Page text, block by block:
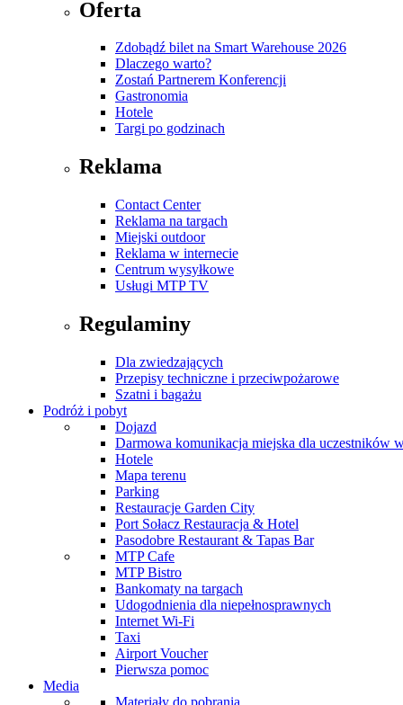
Oferta
Zdobądź bilet na Smart Warehouse 2026
Dlaczego warto?
Zostań Partnerem Konferencji
Gastronomia
Hotele
Targi po godzinach
Reklama
Contact Center
Reklama na targach
Miejski outdoor
Reklama w internecie
Centrum wysyłkowe
Usługi MTP TV
Regulaminy
Dla zwiedzających
Przepisy techniczne i przeciwpożarowe
Szatni i bagażu
Podróż i pobyt
Dojazd
Darmowa komunikacja miejska dla uczestników
Hotele
Mapa terenu
Parking
Restauracje Garden City
Port Sołacz Restauracja & Hotel
Pasodobre Restaurant & Tapas Bar
MTP Cafe
MTP Bistro
Bankomaty na targach
Udogodnienia dla niepełnosprawnych
Internet Wi-Fi
Taxi
Airport Voucher
Pierwsza pomoc
Media
Materiały do pobrania